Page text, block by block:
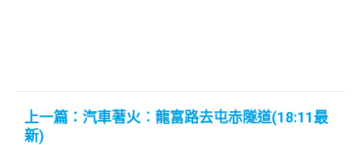
上一篇：汽車著火︰龍富路去屯赤隧道(18:11最
新)